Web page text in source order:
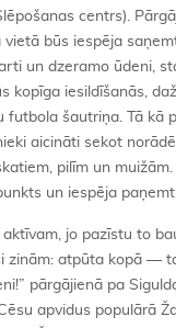
centrs).
būs iespēja
un dzeramo ūdeni,
kopīga iesildīšanās,
šautriņa. Tā kā
aicināti sekot
pilīm un
un iespēja
jo pazīstu to
zinām: atpūta kopā —
pārgājienā pa
apvidus populārā